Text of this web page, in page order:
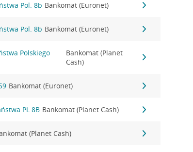
Pol. 8b Bankomat (Euronet)
Pol. 8b Bankomat (Euronet)
Polskiego
Bankomat (Planet
Cash)
Bankomat (Euronet)
PL 8B Bankomat (Planet Cash)
(Planet Cash)